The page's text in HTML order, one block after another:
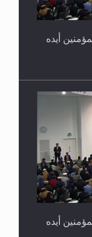
أيده
أيده